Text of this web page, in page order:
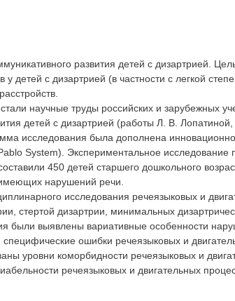
развития детей с дизартрией.
детей с дизартрией (в частности с легкой
научные труды российских и зарубежных
детей с дизартрией (работы Л. В.
исследования была дополнена
System). Экспериментальное
450 детей старшего дошкольного
имеющих нарушений речи.
исследования речеязыковых и
стертой дизартрии, минимальных
были выявлены вариативные особенности
ошибки речеязыковых и
уровни коморбидности речеязыковых и
речеязыковых и двигательных